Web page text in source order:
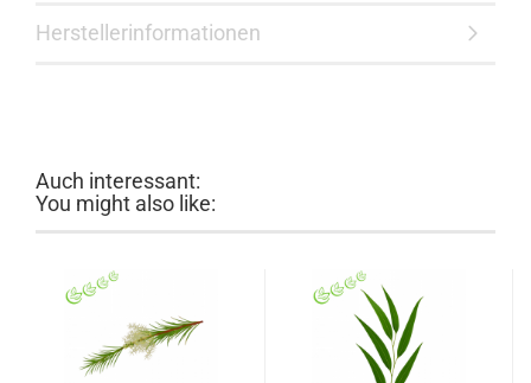
Herstellerinformationen
Auch interessant:
You might also like: